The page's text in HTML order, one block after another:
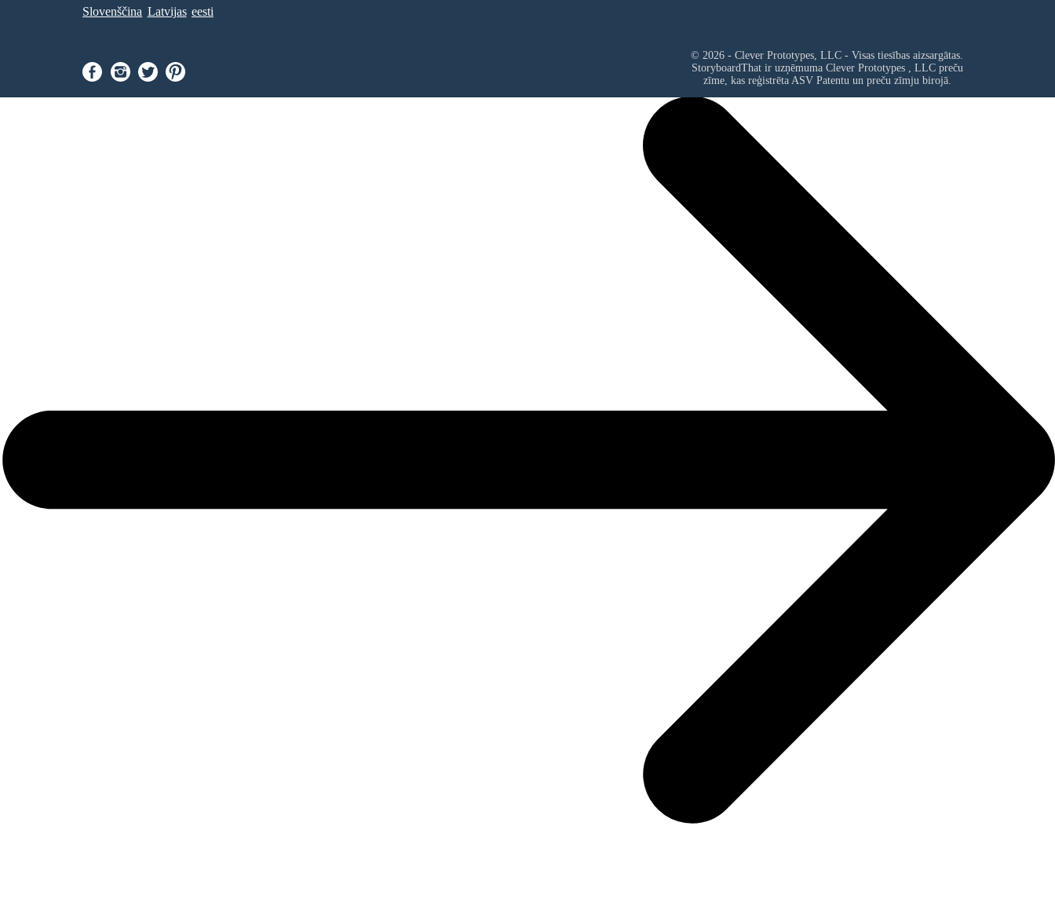
Slovenščina Latvijas eesti
© 2026 - Clever Prototypes, LLC - Visas tiesības aizsargātas.
StoryboardThat ir uzņēmuma Clever Prototypes , LLCpreču
zīme, kas reģistrēta ASV Patentu un preču zīmju birojā.